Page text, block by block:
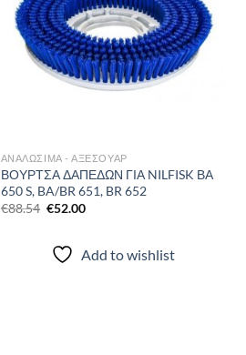
wishlist
ΑΝΑΛΩΣΙΜΑ - ΑΞΕΣΟΥΑΡ
ΒΟΥΡΤΣΑ ΔΑΠΕΔΩΝ ΓΙΑ NILFISK ΒΑ
650 S, BA/BR 651, BR 652
€88.54 Original
€88.54.
€52.00Η
€52.00.
Add to wishlist